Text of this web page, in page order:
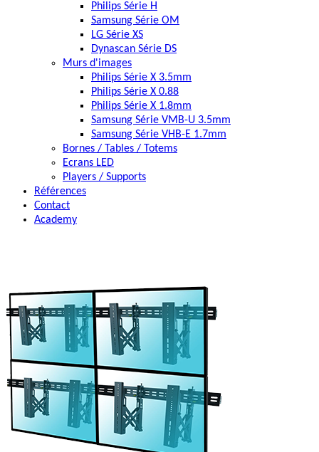
Philips Série H
Samsung Série OM
LG Série XS
Dynascan Série DS
Murs d'images
Philips Série X 3.5mm
Philips Série X 0.88
Philips Série X 1.8mm
Samsung Série VMB-U 3.5mm
Samsung Série VHB-E 1.7mm
Bornes / Tables / Totems
Ecrans LED
Players / Supports
Références
Contact
Academy